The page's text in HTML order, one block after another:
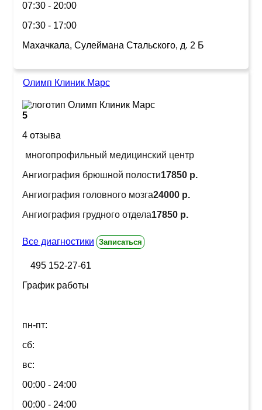
07:30 - 20:00
07:30 - 17:00
Махачкала, Сулеймана Стальского, д. 2 Б
Олимп Клиник Марс
5
4 отзыва
многопрофильный медицинский центр
Ангиография брюшной полости17850 р.
Ангиография головного мозга24000 р.
Ангиография грудного отдела17850 р.
Все диагностики Записаться
495 152-27-61
График работы
пн-пт:
сб:
вс:
00:00 - 24:00
00:00 - 24:00